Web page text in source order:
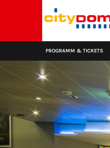
PROGRAMM & TICKETS